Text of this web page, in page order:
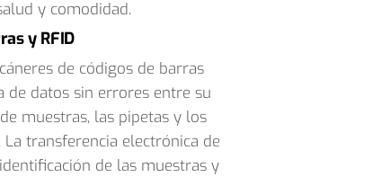
y comodidad.
y RFID
de códigos de barras
de datos sin errores entre su
muestras, las pipetas y los
transferencia electrónica de
de las muestras y